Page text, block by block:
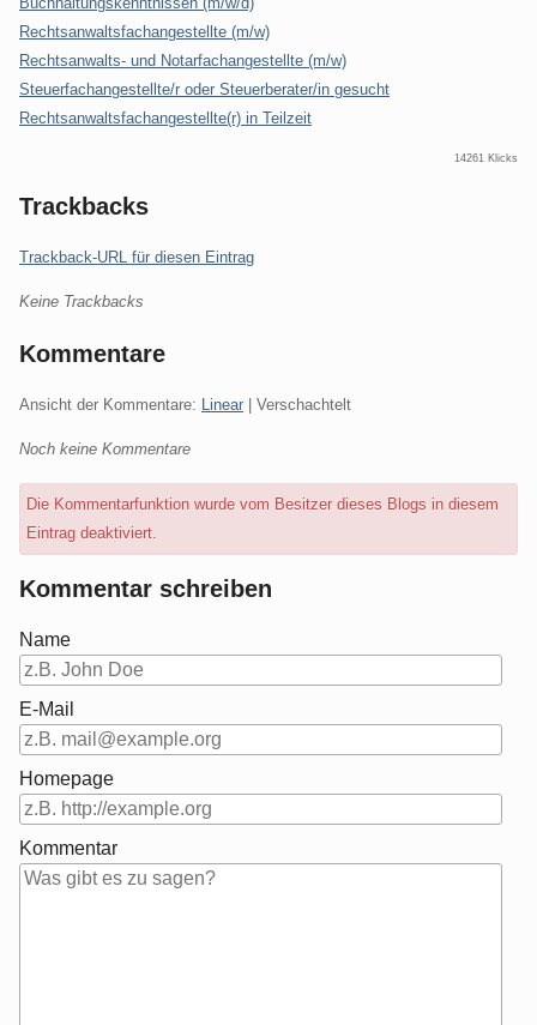
Rechtsanwaltsfachangestellte (m/w)
Rechtsanwalts- und Notarfachangestellte (m/w)
Steuerfachangestellte/r oder Steuerberater/in gesucht
Rechtsanwaltsfachangestellte(r) in Teilzeit
14261 Klicks
Trackbacks
Trackback-URL für diesen Eintrag
Keine Trackbacks
Kommentare
Ansicht der Kommentare: Linear | Verschachtelt
Noch keine Kommentare
Die Kommentarfunktion wurde vom Besitzer dieses Blogs in diesem
Eintrag deaktiviert.
Kommentar schreiben
Name
E-Mail
Homepage
Kommentar